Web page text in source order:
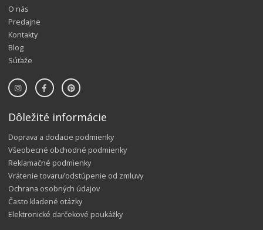
O nás
Predajne
Kontakty
Blog
Súťaže
Dôležité informácie
Doprava a dodacie podmienky
Všeobecné obchodné podmienky
Reklamačné podmienky
Vrátenie tovaru/odstúpenie od zmluvy
Ochrana osobných údajov
Často kladené otázky
Elektronické darčekové poukážky